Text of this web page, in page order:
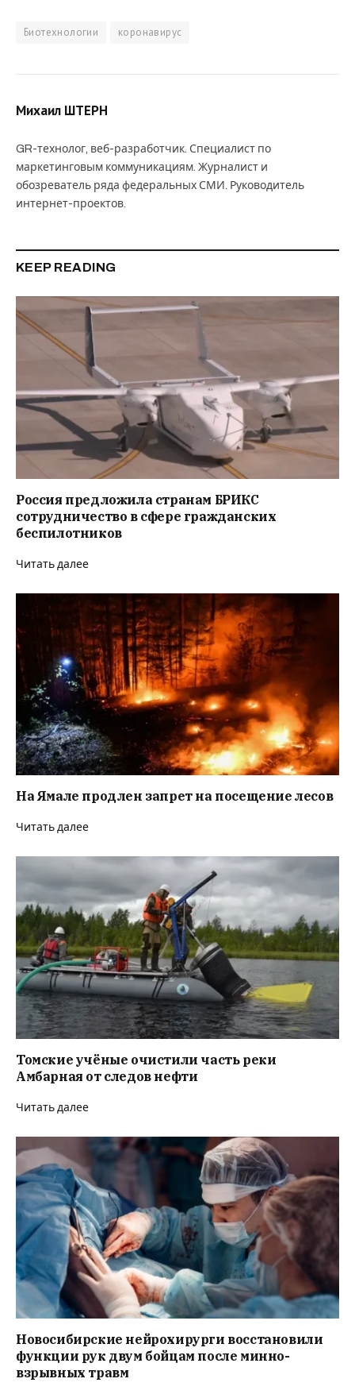
Биотехнологии коронавирус
Михаил ШТЕРН
GR-технолог, веб-разработчик. Специалист по
маркетинговым коммуникациям. Журналист и
обозреватель ряда федеральных СМИ. Руководитель
интернет-проектов.
KEEP READING
Россия предложила странам БРИКС
сотрудничество в сфере гражданских
беспилотников
Читать далее
На Ямале продлен запрет на посещение лесов
Читать далее
Томские учёные очистили часть реки
Амбарная от следов нефти
Читать далее
Новосибирские нейрохирурги восстановили
функции рук двум бойцам после минно-
взрывных травм